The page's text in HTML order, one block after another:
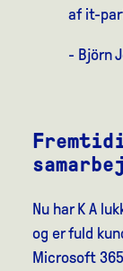
af it-
- Björn
Nu har K A
og er fuld
Microsoft